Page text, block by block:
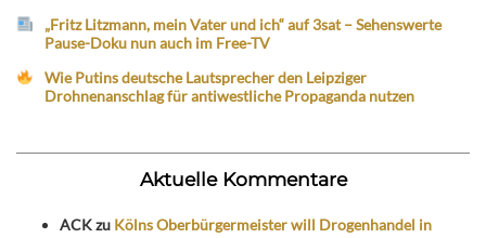
„Fritz Litzmann, mein Vater und ich“ auf 3sat – Sehenswerte
Pause-Doku nun auch im Free-TV
Wie Putins deutsche Lautsprecher den Leipziger
Drohnenanschlag für antiwestliche Propaganda nutzen
Aktuelle Kommentare
ACKzu Kölns Oberbürgermeister will Drogenhandel in